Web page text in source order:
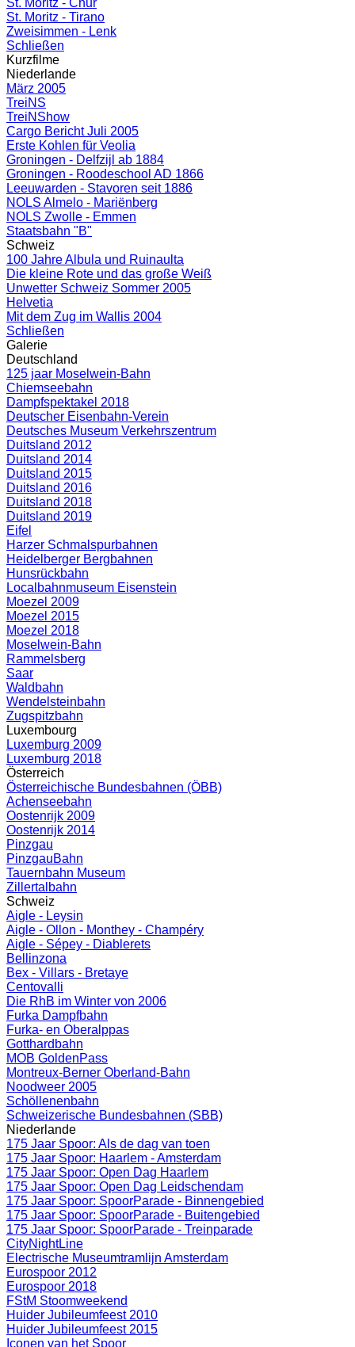
St. Moritz - Chur
St. Moritz - Tirano
Zweisimmen - Lenk
Schließen
Kurzfilme
Niederlande
März 2005
TreiNS
TreiNShow
Cargo Bericht Juli 2005
Erste Kohlen für Veolia
Groningen - Delfzijl ab 1884
Groningen - Roodeschool AD 1866
Leeuwarden - Stavoren seit 1886
NOLS Almelo - Mariënberg
NOLS Zwolle - Emmen
Staatsbahn "B"
Schweiz
100 Jahre Albula und Ruinaulta
Die kleine Rote und das große Weiß
Unwetter Schweiz Sommer 2005
Helvetia
Mit dem Zug im Wallis 2004
Schließen
Galerie
Deutschland
125 jaar Moselwein-Bahn
Chiemseebahn
Dampfspektakel 2018
Deutscher Eisenbahn-Verein
Deutsches Museum Verkehrszentrum
Duitsland 2012
Duitsland 2014
Duitsland 2015
Duitsland 2016
Duitsland 2018
Duitsland 2019
Eifel
Harzer Schmalspurbahnen
Heidelberger Bergbahnen
Hunsrückbahn
Localbahnmuseum Eisenstein
Moezel 2009
Moezel 2015
Moezel 2018
Moselwein-Bahn
Rammelsberg
Saar
Waldbahn
Wendelsteinbahn
Zugspitzbahn
Luxembourg
Luxemburg 2009
Luxemburg 2018
Österreich
Österreichische Bundesbahnen (ÖBB)
Achenseebahn
Oostenrijk 2009
Oostenrijk 2014
Pinzgau
PinzgauBahn
Tauernbahn Museum
Zillertalbahn
Schweiz
Aigle - Leysin
Aigle - Ollon - Monthey - Champéry
Aigle - Sépey - Diablerets
Bellinzona
Bex - Villars - Bretaye
Centovalli
Die RhB im Winter von 2006
Furka Dampfbahn
Furka- en Oberalppas
Gotthardbahn
MOB GoldenPass
Montreux-Berner Oberland-Bahn
Noodweer 2005
Schöllenenbahn
Schweizerische Bundesbahnen (SBB)
Niederlande
175 Jaar Spoor: Als de dag van toen
175 Jaar Spoor: Haarlem - Amsterdam
175 Jaar Spoor: Open Dag Haarlem
175 Jaar Spoor: Open Dag Leidschendam
175 Jaar Spoor: SpoorParade - Binnengebied
175 Jaar Spoor: SpoorParade - Buitengebied
175 Jaar Spoor: SpoorParade - Treinparade
CityNightLine
Electrische Museumtramlijn Amsterdam
Eurospoor 2012
Eurospoor 2018
FStM Stoomweekend
Huider Jubileumfeest 2010
Huider Jubileumfeest 2015
Iconen van het Spoor